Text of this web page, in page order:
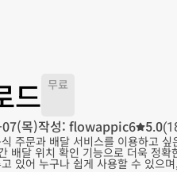
드 무료
목)작성: flowappic6 5.0
주문과 배달 서비스를 이용하고
배달 위치 확인 기능으로 더욱 정
있어 누구나 쉽게 사용할 수 있으